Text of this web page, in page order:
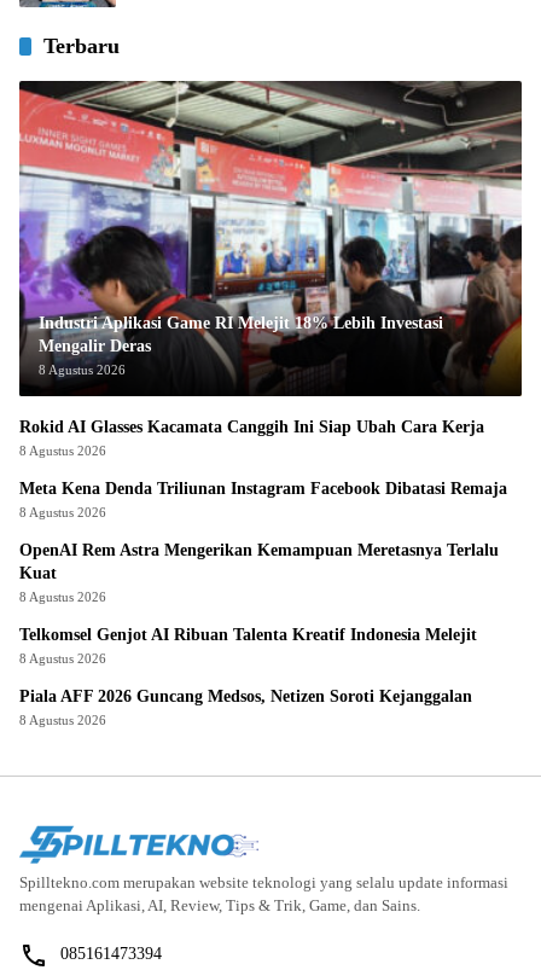
Terbaru
Industri Aplikasi Game RI Melejit 18% Lebih Investasi
Mengalir Deras
8 Agustus 2026
Rokid AI Glasses Kacamata Canggih Ini Siap Ubah Cara Kerja
8 Agustus 2026
Meta Kena Denda Triliunan Instagram Facebook Dibatasi Remaja
8 Agustus 2026
OpenAI Rem Astra Mengerikan Kemampuan Meretasnya Terlalu
Kuat
8 Agustus 2026
Telkomsel Genjot AI Ribuan Talenta Kreatif Indonesia Melejit
8 Agustus 2026
Piala AFF 2026 Guncang Medsos, Netizen Soroti Kejanggalan
8 Agustus 2026
Spilltekno.com merupakan website teknologi yang selalu update informasi
mengenai Aplikasi, AI, Review, Tips & Trik, Game, dan Sains.
085161473394